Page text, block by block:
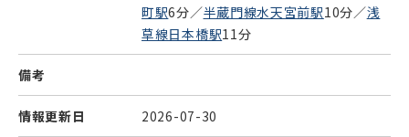
町駅6分／半蔵門線水天宮前駅10分／浅
草線日本橋駅11分
備考
情報更新日 2026-07-30